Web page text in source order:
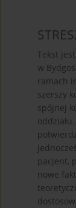
Tekst
w
ramach
szerszy
spójnej
pacjent,
nowe